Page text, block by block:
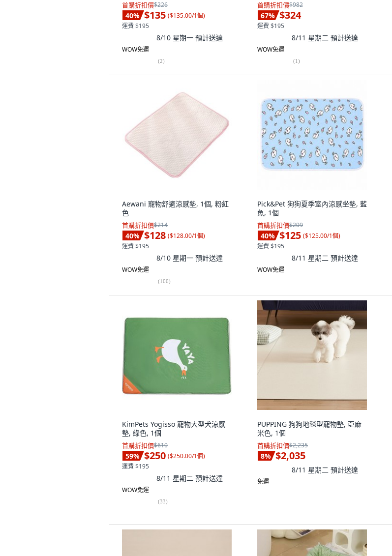
首購折扣價$226
40% $135 ($135.00/1個)
運費 $195
8/10 星期一 預計送達
WOW免運
(2)
首購折扣價$982
67% $324
運費 $195
8/11 星期二 預計送達
WOW免運
(1)
Aewani 寵物舒適涼感墊, 1個, 粉紅
色
首購折扣價$214
40% $128 ($128.00/1個)
運費 $195
8/10 星期一 預計送達
WOW免運
(100)
Pick&Pet 狗狗夏季室內涼感坐墊, 藍
魚, 1個
首購折扣價$209
40% $125 ($125.00/1個)
運費 $195
8/11 星期二 預計送達
WOW免運
KimPets Yogisso 寵物大型犬涼感
墊, 綠色, 1個
首購折扣價$610
59% $250 ($250.00/1個)
運費 $195
8/11 星期二 預計送達
WOW免運
(33)
PUPPING 狗狗地毯型寵物墊, 亞麻
米色, 1個
首購折扣價$2,235
8% $2,035
8/11 星期二 預計送達
免運